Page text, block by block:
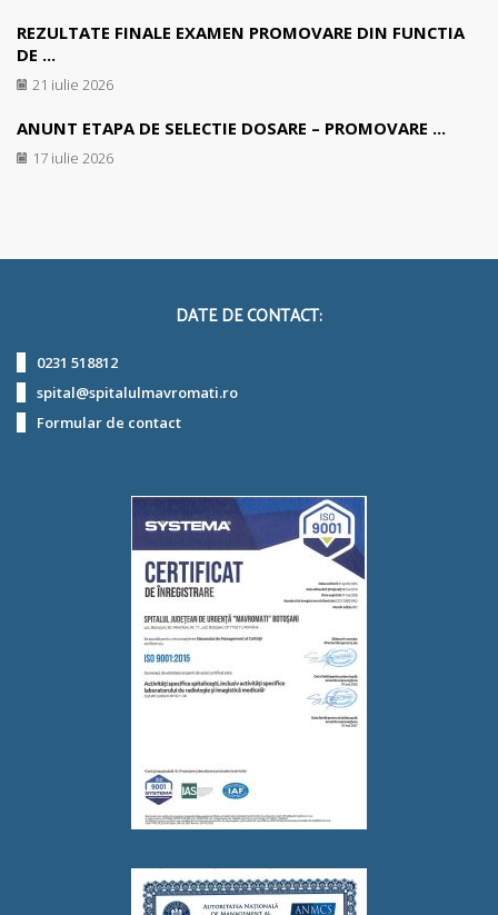
REZULTATE FINALE EXAMEN PROMOVARE DIN FUNCTIA
DE ...
21 iulie 2026
ANUNT ETAPA DE SELECTIE DOSARE – PROMOVARE ...
17 iulie 2026
DATE DE CONTACT:
0231 518812
spital@spitalulmavromati.ro
Formular de contact